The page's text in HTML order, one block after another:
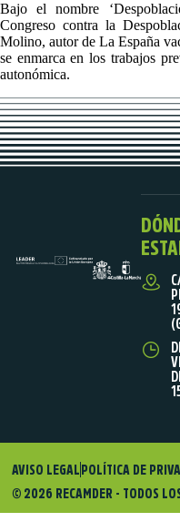
Bajo el nombre
Congreso contra la
Molino, autor de La España
se enmarca en los trabajos
autonómica.
© 2026 RECAMDER - TODOS
AVISO LEGAL POLÍTICA DE